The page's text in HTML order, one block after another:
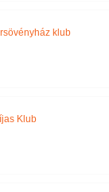
klub
Klub